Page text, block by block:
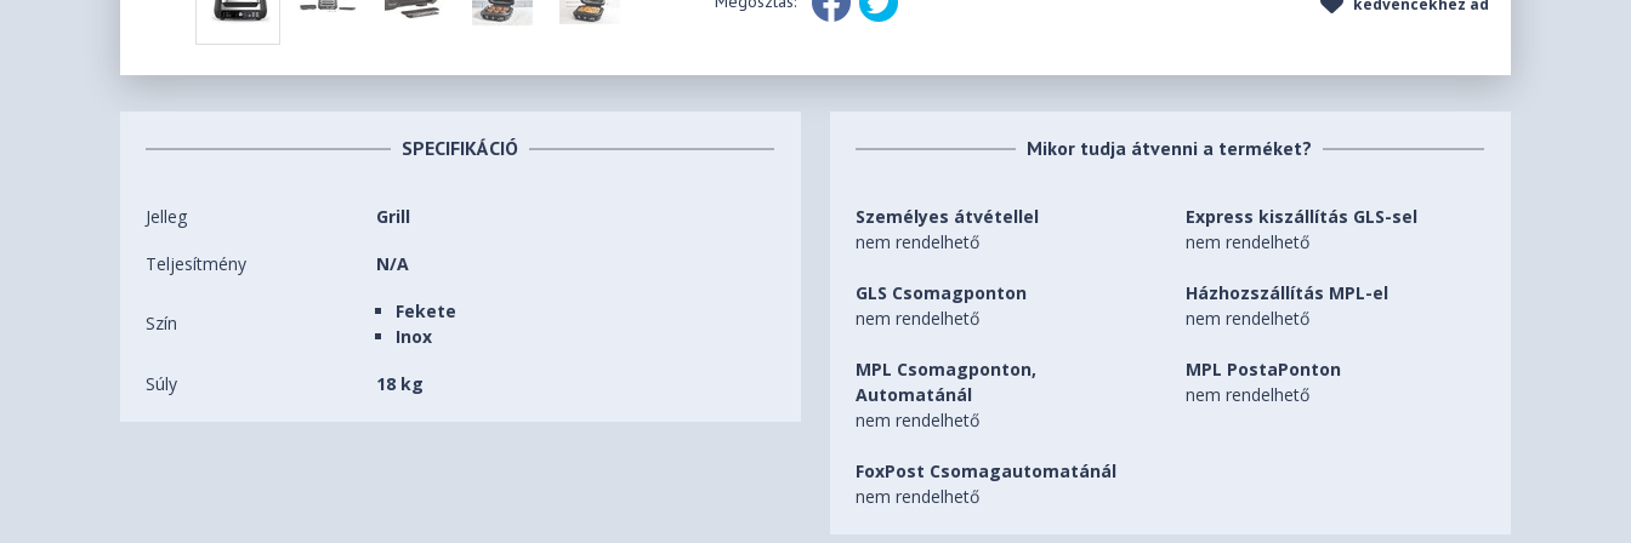
kedvencekhez ad
SPECIFIKÁCIÓ
Jelleg Grill
Teljesítmény N/A
Szín
Fekete
Inox
Súly 18 kg
Mikor tudja átvenni a terméket?
Személyes átvétellel
nem rendelhető
Express kiszállítás GLS-sel
nem rendelhető
GLS Csomagponton
nem rendelhető
Házhozszállítás MPL-el
nem rendelhető
MPL Csomagponton,
Automatánál
nem rendelhető
MPL PostaPonton
nem rendelhető
FoxPost Csomagautomatánál
nem rendelhető